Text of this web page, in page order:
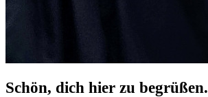
Schön, dich hier zu begrüßen.